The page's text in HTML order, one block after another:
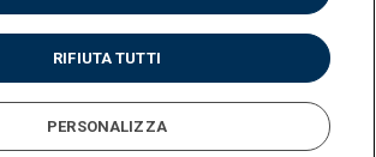
RIFIUTA TUTTI
PERSONALIZZA